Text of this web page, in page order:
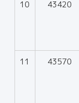
10 43420
11 43570